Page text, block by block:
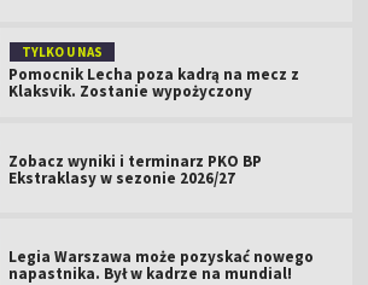
TYLKO U NAS
Pomocnik Lecha poza kadrą na mecz z
Klaksvik. Zostanie wypożyczony
Zobacz wyniki i terminarz PKO BP
Ekstraklasy w sezonie 2026/27
Legia Warszawa może pozyskać nowego
napastnika. Był w kadrze na mundial!